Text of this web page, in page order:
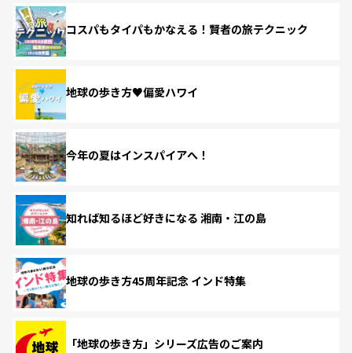
コスパもタイパもかなえる！賢者の旅テクニック
地球の歩き方♥偏愛ハワイ
今年の夏はインスパイアへ！
知れば知るほど好きになる 湘南・江の島
地球の歩き方45周年記念 インド特集
「地球の歩き方」シリーズ広告のご案内